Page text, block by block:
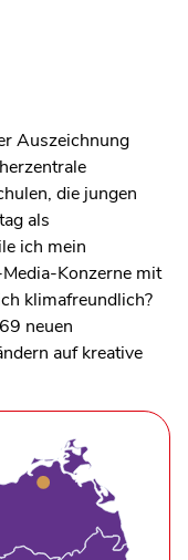
Auszeichnung
die jungen
als
ich mein
Konzerne mit
klimafreundlich?
neuen
auf kreative